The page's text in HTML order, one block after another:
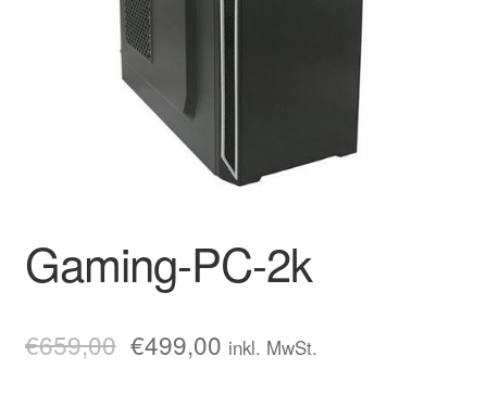
Gaming-PC-2k
€659,00 €499,00 inkl. MwSt.